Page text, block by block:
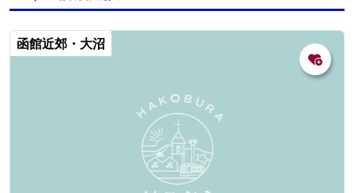
函館近郊・大沼